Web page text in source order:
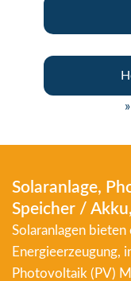
Solaranlage,
Speicher /
Solaranlagen bieten
Energieerzeugung,
Photovoltaik (PV)